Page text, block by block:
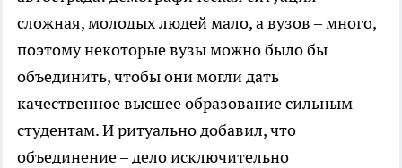
сложная, молодых людей мало, а вузов – много,
поэтому некоторые вузы можно было бы
объединить, чтобы они могли дать
качественное высшее образование сильным
студентам. И ритуально добавил, что
объединение – дело исключительно